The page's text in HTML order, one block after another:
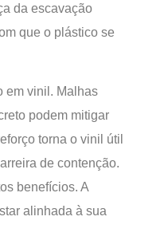
da escavação
que o plástico se
em vinil. Malhas
podem mitigar
torna o vinil útil
de contenção.
benefícios. A
alinhada à sua